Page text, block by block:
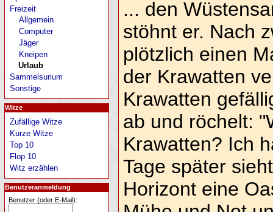
... den
stöhnt er. Nach
plötzlich einen
der Krawatten
Krawatten
ab und röchelt:
Krawatten? Ich
Tage später
Horizont eine
Freizeit
Allgemein
Computer
Jäger
Kneipen
Urlaub
Sammelsurium
Sonstige
Witze
Zufällige Witze
Kurze Witze
Top 10
Flop 10
Witz erzählen
Benutzeranmeldung
Benutzer (oder E-Mail):